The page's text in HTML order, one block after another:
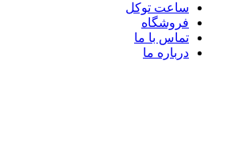
ساعت توکل
فروشگاه
تماس با ما
درباره ما